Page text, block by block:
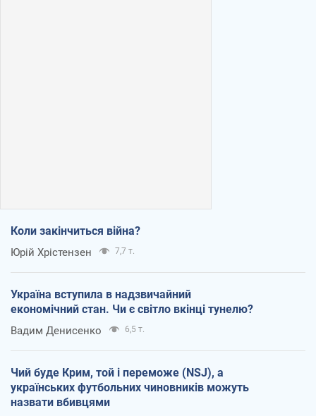
Коли закінчиться війна?
Юрій Хрістензен 7,7 т.
Україна вступила в надзвичайний
економічний стан. Чи є світло вкінці тунелю?
Вадим Денисенко 6,5 т.
Чий буде Крим, той і переможе (NSJ), а
українських футбольних чиновників можуть
назвати вбивцями